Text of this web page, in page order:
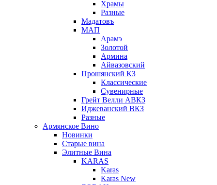
Храмы
Разные
Мадатовъ
МАП
Арамэ
Золотой
Армина
Айвазовский
Прошянский КЗ
Классические
Сувенирные
Грейт Велли АВКЗ
Иджеванский ВКЗ
Разные
Армянское Вино
Новинки
Старые вина
Элитные Вина
KARAS
Karas
Karas New